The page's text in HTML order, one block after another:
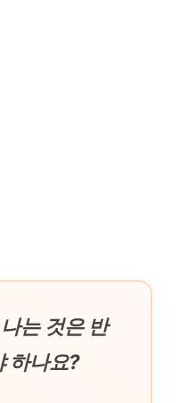
는 것은 반
하나요?